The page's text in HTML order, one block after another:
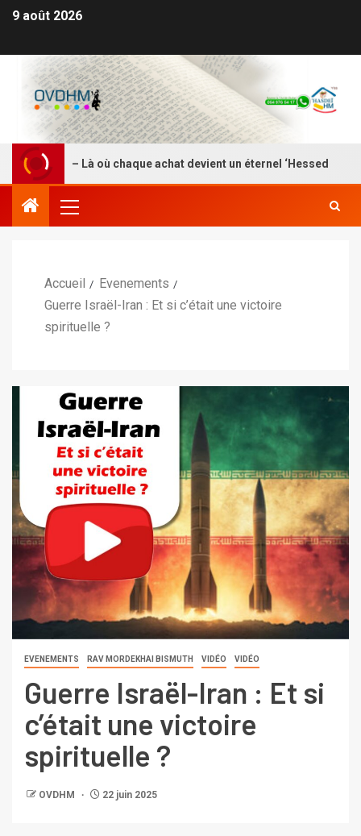
9 août 2026
HM – Là où chaque achat devient un éternel ‘Hessed
Accueil
Evenements
Guerre Israël-Iran : Et si c’était une victoire
spirituelle ?
EVENEMENTS RAV MORDEKHAI BISMUTH VIDÉO VIDÉO
Guerre Israël-Iran : Et si
c’était une victoire
spirituelle ?
OVDHM 22 juin 2025